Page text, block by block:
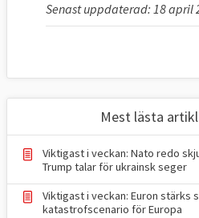
Senast uppdaterad: 18 april
Mest lästa
Viktigast i veckan: Nato redo
Trump talar för ukrainsk seger
Viktigast i veckan: Euron stärks
katastrofscenario för Europa